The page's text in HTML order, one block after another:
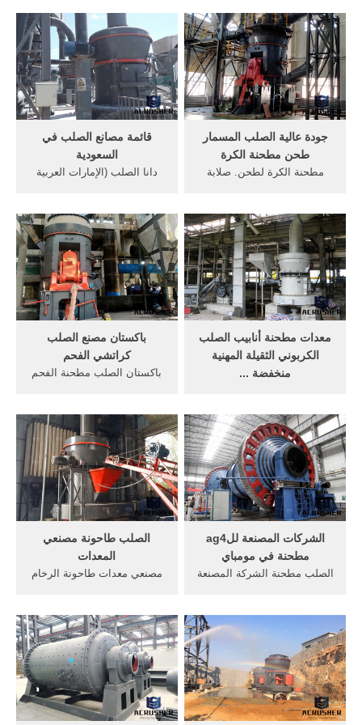
قصير ‫طرق اصلاح القرص
الصلب للكمبيوتر Computer
HDD repair . Oct 16, 2018
الطرق الصحيحة لاصلاح القرص
الصلب و تتبع اعطاله سلسلة
المكونات الالكترونية .
السابقة في الصين ، ونحن علي
استعداد لتوريد المعدات
الميكانيكية لدينا مع أفضل
نوعيه لمصانع الصلب في جميع
انحاء العالم.
قائمة مصانع الصلب في
السعودية
دانا الصلب (الإمارات العربية
مثل iso 15750:2002, bs 814-
1:1987, bs 2003:1987, en
209:2000, en 210:1986, ansi
mh2-1997 .لدينا براميل ضخمة
شعبية مع جميع العملاء في .
جودة عالية الصلب المسمار
طحن مطحنة الكرة
مطحنة الكرة لطحن. صلابة
عالية طحن تزوير الصلب الكرة
ل مطحنة 50 ملليمتر مطحنة
الكرة المستخدمة وتبلد ag
الكرة مزورة الصلب طحن
أعرف أكثر
باكستان مصنع الصلب
كراتشي الفحم
باكستان الصلب مطحنة الفحم
circuit boards, لوحات الدوائر
المطبوعة الخشب مشغل
المقاول المعدنية, طحن
كراتشي معدات المطحنة.
معدات مطحنة أنابيب الصلب
الكربوني الثقيلة المهنية
منخفضة ...
المهنية منخفضة الضوضاء من
الصين, الرائدة في الصين high
speed tube mill المنتج,
precision tube mill مصانع,
انتاج جودة عالية precision
tube mill المنتجات.
الصلب طاحونة مصنعي
المعدات
مصنعي معدات طاحونة الرخام
مصنعي قائمة من آلة طحن
مطحنة الدردشة مع المبيعات
احصل على السعر. ... في يلقي
كرات الصلب لمصنع طحن
مطحنة الكرة ...
الشركات المصنعة للag4
مطحنة في مومباي
الصلب مطحنة الشركة المصنعة
a4 في ماليزيا,أسماء شركات 3
لفة مطحنة الشركة المصنعة
في مومباي 3 لفة مطحنة,
الدردشة مع المبيعات » ثلاث
شركات مصنعة مطحنة في
الهند.